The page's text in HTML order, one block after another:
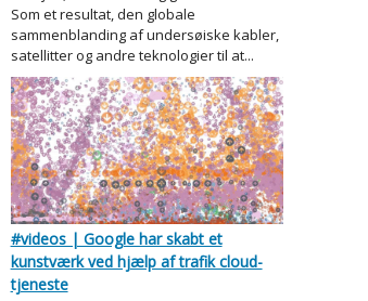
Som et resultat, den globale
sammenblanding af undersøiske kabler,
satellitter og andre teknologier til at...
#videos | Google har skabt et
kunstværk ved hjælp af trafik cloud-
tjeneste